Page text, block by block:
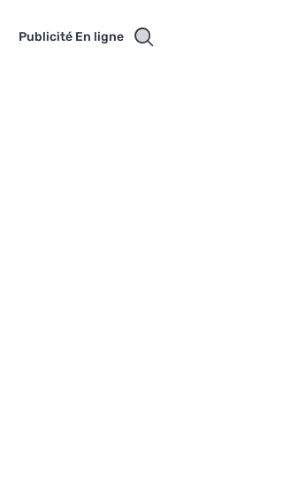
Publicité En ligne